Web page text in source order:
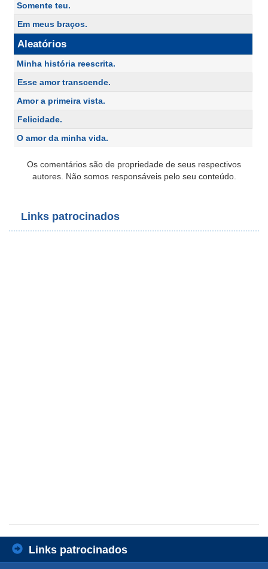
Somente teu.
Em meus braços.
Aleatórios
Minha história reescrita.
Esse amor transcende.
Amor a primeira vista.
Felicidade.
O amor da minha vida.
Os comentários são de propriedade de seus respectivos
autores. Não somos responsáveis pelo seu conteúdo.
Links patrocinados
Links patrocinados